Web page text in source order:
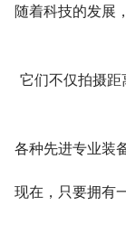
随着科技的发展
它们不仅拍摄
各种先进专业装
现在，只要拥有